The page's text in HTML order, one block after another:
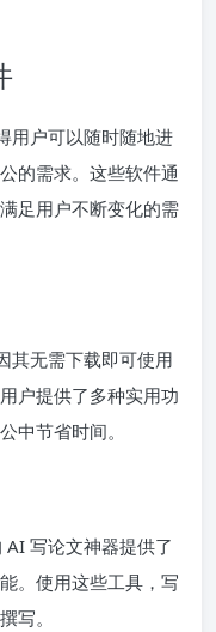
用户可以随时随地进
的需求。这些软件通
足用户不断变化的需
其无需下载即可使用
户提供了多种实用功
中节省时间。
写论文神器提供了
。使用这些工具，写
写。